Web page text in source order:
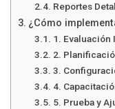
Reportes
¿Cómo
1. Evaluación
2.
3.
4.
5. Prueba y